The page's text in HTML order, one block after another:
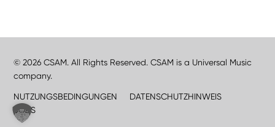
© 2026 CSAM. All Rights Reserved. CSAM is a Universal Music
company.
NUTZUNGSBEDINGUNGEN
DATENSCHUTZHINWEIS
JOBS